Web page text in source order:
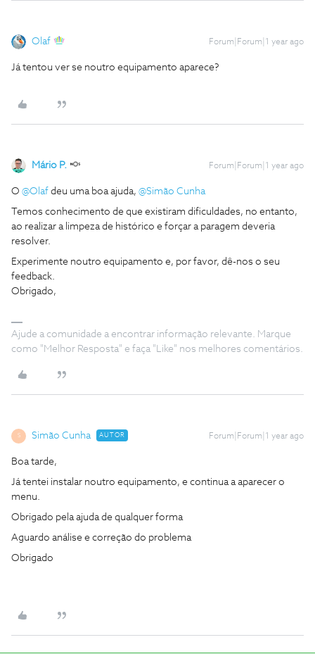
Olaf Forum|Forum|1 year ago
Já tentou ver se noutro equipamento aparece?
Mário P. Forum|Forum|1 year ago
O ​ @Olaf deu uma boa ajuda, ​ @Simão Cunha
Temos conhecimento de que existiram dificuldades, no entanto,
ao realizar a limpeza de histórico e forçar a paragem deveria
resolver.
Experimente noutro equipamento e, por favor, dê-nos o seu
feedback.
Obrigado,
Ajude a comunidade a encontrar informação relevante. Marque
como "Melhor Resposta" e faça "Like" nos melhores comentários.
S Simão Cunha AUTOR Forum|Forum|1 year ago
Boa tarde,
Já tentei instalar noutro equipamento, e continua a aparecer o
menu.
Obrigado pela ajuda de qualquer forma
Aguardo análise e correção do problema
Obrigado